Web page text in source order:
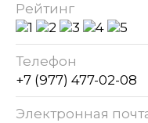
Рейтинг
Телефон
+7 (977) 477-02-08
Электронная